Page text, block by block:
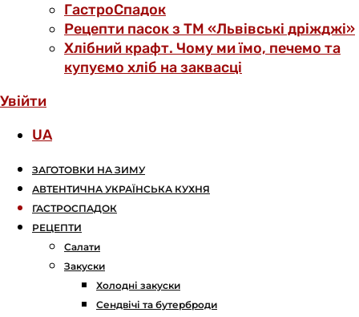
ГастроСпадок
Рецепти пасок з ТМ «Львівські дріжджі»
Хлібний крафт. Чому ми їмо, печемо та
купуємо хліб на заквасці
Увійти
UA
ЗАГОТОВКИ НА ЗИМУ
АВТЕНТИЧНА УКРАЇНСЬКА КУХНЯ
ГАСТРОСПАДОК
РЕЦЕПТИ
Салати
Закуски
Холодні закуски
Сендвічі та бутерброди